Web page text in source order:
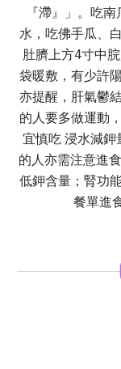
『滯』」。吃
水，吃佛手瓜、
肚臍上方4寸中
袋暖敷，有少許
亦提醒，肝氣鬱
的人要多做運動
宜慎吃 浸水減鉀
的人亦需注意進
低鉀含量；腎功
餐單進